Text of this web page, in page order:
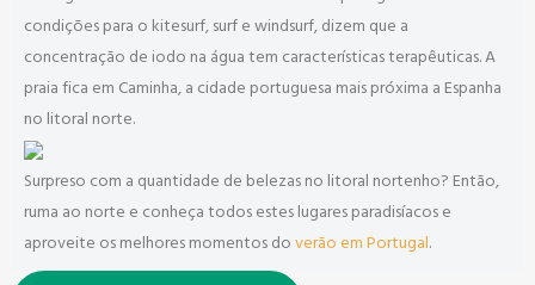
condições para o kitesurf, surf e windsurf, dizem que a
concentração de iodo na água tem características terapêuticas. A
praia fica em Caminha, a cidade portuguesa mais próxima a Espanha
no litoral norte.
Surpreso com a quantidade de belezas no litoral nortenho? Então,
ruma ao norte e conheça todos estes lugares paradisíacos e
aproveite os melhores momentos doverão em Portugal.